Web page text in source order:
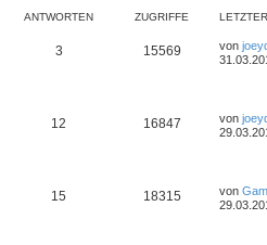
ANTWORTEN ZUGRIFFE
3 15569 von
12 16847 von
15 18315 von